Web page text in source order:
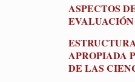
ASPECTOS
APROPIADA
DE LAS